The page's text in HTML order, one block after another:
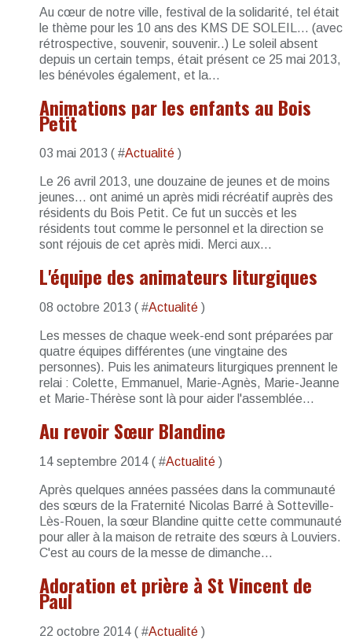
Au cœur de notre ville, festival de la solidarité, tel était
le thème pour les 10 ans des KMS DE SOLEIL... (avec
rétrospective, souvenir, souvenir..) Le soleil absent
depuis un certain temps, était présent ce 25 mai 2013,
les bénévoles également, et la...
Animations par les enfants au Bois
Petit
03 mai 2013 ( #Actualité )
Le 26 avril 2013, une douzaine de jeunes et de moins
jeunes... ont animé un après midi récréatif auprès des
résidents du Bois Petit. Ce fut un succès et les
résidents tout comme le personnel et la direction se
sont réjouis de cet après midi. Merci aux...
L'équipe des animateurs liturgiques
08 octobre 2013 ( #Actualité )
Les messes de chaque week-end sont préparées par
quatre équipes différentes (une vingtaine des
personnes). Puis les animateurs liturgiques prennent le
relai : Colette, Emmanuel, Marie-Agnès, Marie-Jeanne
et Marie-Thérèse sont là pour aider l'assemblée...
Au revoir Sœur Blandine
14 septembre 2014 ( #Actualité )
Après quelques années passées dans la communauté
des sœurs de la Fraternité Nicolas Barré à Sotteville-
Lès-Rouen, la sœur Blandine quitte cette communauté
pour aller à la maison de retraite des sœurs à Louviers.
C'est au cours de la messe de dimanche...
Adoration et prière à St Vincent de
Paul
22 octobre 2014 ( #Actualité )